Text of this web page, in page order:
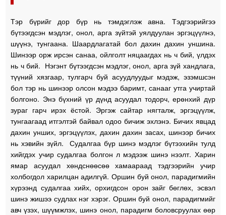
Тэр бүрийг дор бүр нь тэмдэглэж авна. Тэдгээрийгээ
бүтээгдсэн мэдлэг, онол, арга зүйтэй уялдуулан эргэцүүлнэ,
шүүнэ, тунгаана. Шаардлагатай бол дахин дахин уншина.
Шинээр орж ирсэн санаа, ойлголт няцаагдах нь ч бий, үлдэх
нь ч бий. Нэгэнт бүтээгдсэн мэдлэг, онол, арга зүй хандлага,
түүний хязгаар, тулгарч буй асуудлуудыг мэдэж, эзэмшсэн
бол тэр нь шинээр олсон мэдээ баримт, санааг утга учиртай
болгоно. Энэ бүхний үр дүнд асуудал тодорч, ерөнхий дүр
зураг гарч ирэх ёстой. Эргэж сайтар нягталж, эргэцүүлж,
тунгаагаад итгэлтэй байвал одоо бичиж эхлэнэ. Бичих явцад
дахин унших, эргэцүүлэх, дахин дахин засах, шинээр бичих
нь хэвийн зүйл. Судалгаа бүр шинэ мэдлэг бүтээхийн тулд
хийгдэх учир судалгаа болгон л мэдээж шинэ нээлт. Харин
ямар асуудал хөндснөөсөө хамаараад тэдгээрийн учир
холбогдол харилцан адилгүй. Оршин буй онол, парадигмийн
хүрээнд судалгаа хийх, орхигдсон орон зайг бөглөх, эсвэл
шинэ жишээ судлах нэг хэрэг. Оршин буй онол, парадигмийг
авч үзэх, шүүмжлэх, шинэ онол, парадигм боловсруулах өөр